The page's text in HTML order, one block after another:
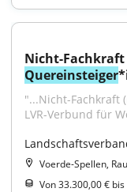
Quereinsteiger
"...Nicht-Fachkraft
LVR-Verbund für
Voerde-Spellen,
Von 33.300,00 €